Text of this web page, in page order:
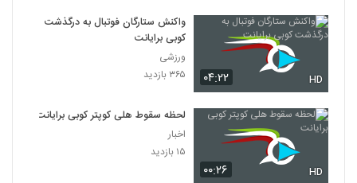
۰۴:۲۲ HD
واکنش ستارگان فوتبال به درگذشت
کوبی برایانت
ورزشی
۳۶۵ بازدید
۰۰:۲۶ HD
لحظه سقوط هلی کوپتر کوبی برایانت
اخبار
۱۵ بازدید